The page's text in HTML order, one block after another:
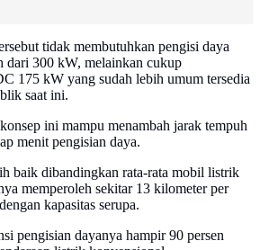
tidak membutuhkan pengisi daya
dari 300 kW, melainkan cukup
175 kW yang sudah lebih umum tersedia
saat ini.
ini mampu menambah jarak tempuh
menit pengisian daya.
baik dibandingkan rata-rata mobil listrik
memperoleh sekitar 13 kilometer per
kapasitas serupa.
pengisian dayanya hampir 90 persen